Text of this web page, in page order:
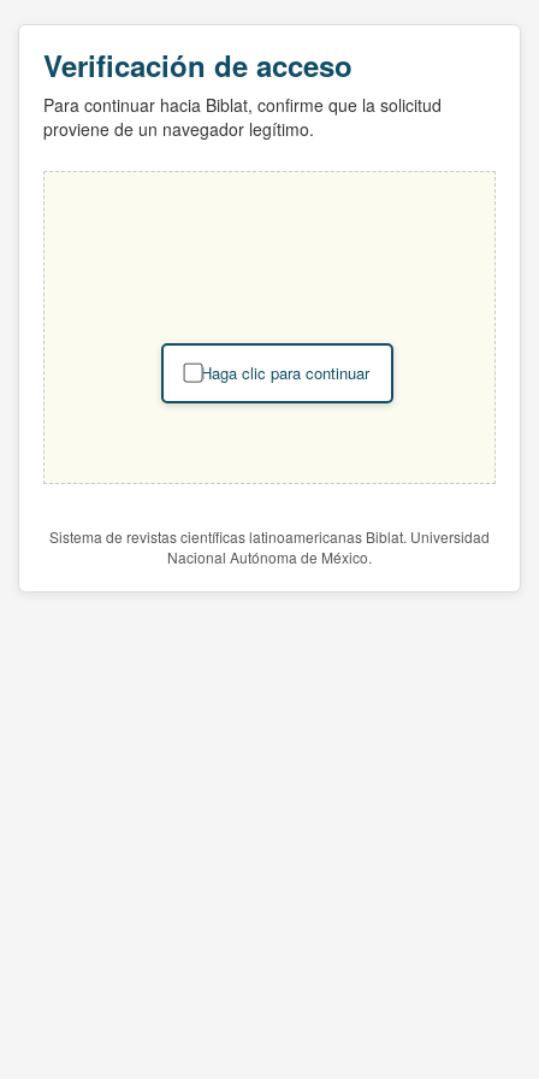
Verificación de acceso
Para continuar hacia Biblat, confirme que la solicitud
proviene de un navegador legítimo.
Haga clic para continuar
Sistema de revistas científicas latinoamericanas Biblat. Universidad
Nacional Autónoma de México.